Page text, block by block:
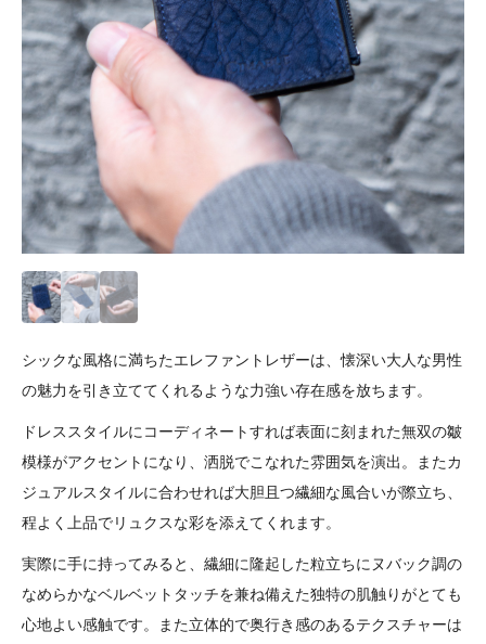
シックな風格に満ちたエレファントレザーは、懐深い大人な男性
の魅力を引き立ててくれるような力強い存在感を放ちます。
ドレススタイルにコーディネートすれば表面に刻まれた無双の皺
模様がアクセントになり、洒脱でこなれた雰囲気を演出。またカ
ジュアルスタイルに合わせれば大胆且つ繊細な風合いが際立ち、
程よく上品でリュクスな彩を添えてくれます。
実際に手に持ってみると、繊細に隆起した粒立ちにヌバック調の
なめらかなベルベットタッチを兼ね備えた独特の肌触りがとても
心地よい感触です。また立体的で奥行き感のあるテクスチャーは